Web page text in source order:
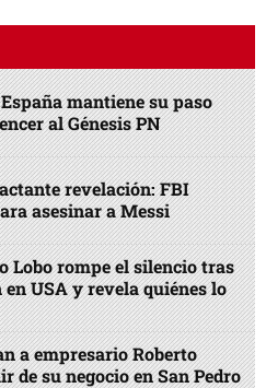
mantiene su paso
al Génesis PN
revelación: FBI
asesinar a Messi
Lobo rompe el silencio tras
USA y revela quiénes lo
a empresario Roberto
de su negocio en San Pedro